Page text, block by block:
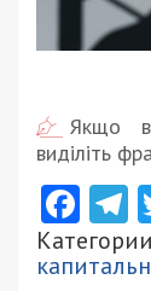
Якщо
виділіть